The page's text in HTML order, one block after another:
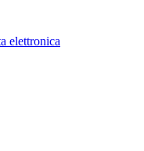
elettronica